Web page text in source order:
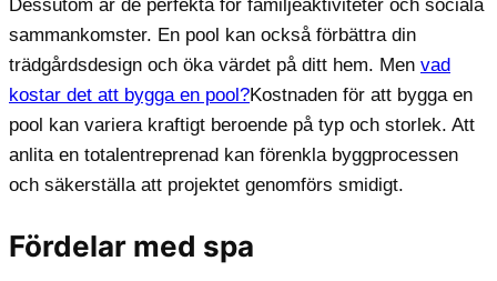
Dessutom är de perfekta för familjeaktiviteter och sociala
sammankomster. En pool kan också förbättra din
trädgårdsdesign och öka värdet på ditt hem. Men vad
kostar det att bygga en pool?Kostnaden för att bygga en
pool kan variera kraftigt beroende på typ och storlek. Att
anlita en totalentreprenad kan förenkla byggprocessen
och säkerställa att projektet genomförs smidigt.
Fördelar med spa